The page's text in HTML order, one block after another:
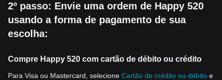
2º passo: Envie uma ordem de Happy 520
usando a forma de pagamento de sua
escolha:
Compre Happy 520 com cartão de débito ou crédito
Para Visa ou Mastercard, selecione Cartão de crédito ou débito e